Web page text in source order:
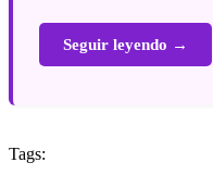
Seguir leyendo →
Tags: